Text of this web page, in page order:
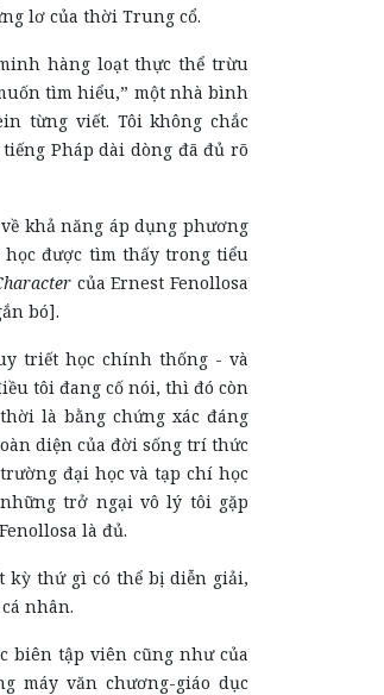
lơ của thời Trung cổ.
hàng loạt thực thể trừu
tìm hiểu,” một nhà bình
từng viết. Tôi không chắc
Pháp dài dòng đã đủ rõ
khả năng áp dụng phương
được tìm thấy trong tiểu
của Ernest Fenollosa
bó].
triết học chính thống - và
tôi đang cố nói, thì đó còn
là bằng chứng xác đáng
diện của đời sống trí thức
đại học và tạp chí học
trở ngại vô lý tôi gặp
là đủ.
kỳ thứ gì có thể bị diễn giải,
nhân.
biên tập viên cũng như của
máy văn chương-giáo dục